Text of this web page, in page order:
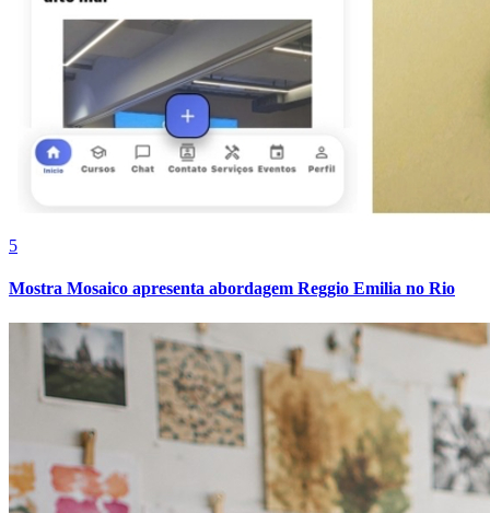
5
Mostra Mosaico apresenta abordagem Reggio Emilia no Rio